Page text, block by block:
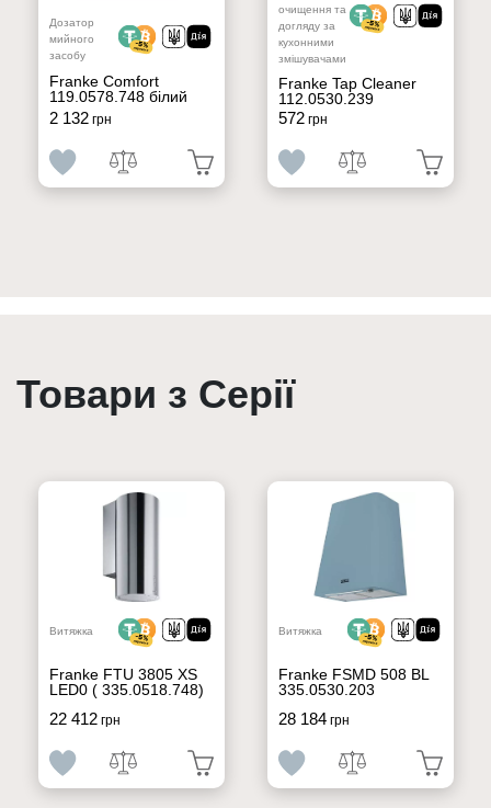
Дозатор
мийного
засобу
Franke Comfort
119.0578.748 білий
2 132грн
очищення та
догляду за
кухонними
змішувачами
Franke Tap Cleaner
112.0530.239
572грн
Товари з Серії
Витяжка
Franke FTU 3805 XS
LED0 ( 335.0518.748)
22 412грн
Витяжка
Franke FSMD 508 BL
335.0530.203
28 184грн